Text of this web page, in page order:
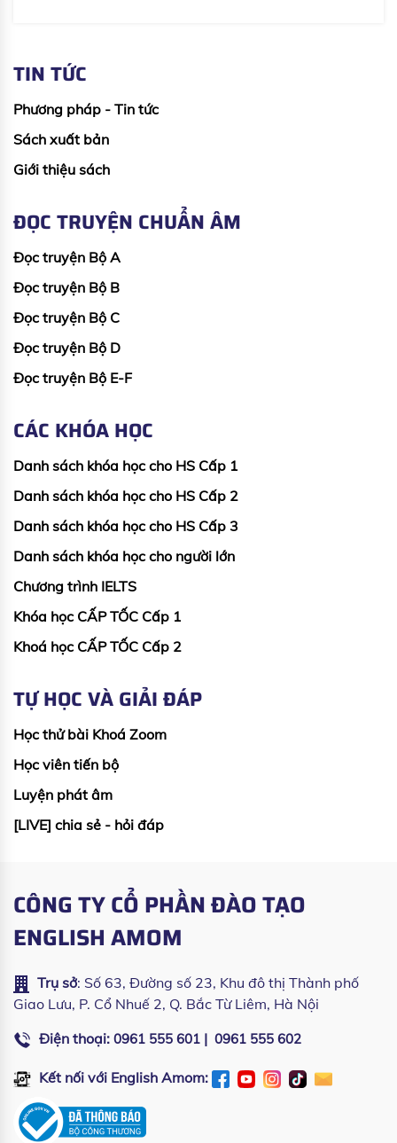
TIN TỨC
Phương pháp - Tin tức
Sách xuất bản
Giới thiệu sách
ĐỌC TRUYỆN CHUẨN ÂM
Đọc truyện Bộ A
Đọc truyện Bộ B
Đọc truyện Bộ C
Đọc truyện Bộ D
Đọc truyện Bộ E-F
CÁC KHÓA HỌC
Danh sách khóa học cho HS Cấp 1
Danh sách khóa học cho HS Cấp 2
Danh sách khóa học cho HS Cấp 3
Danh sách khóa học cho người lớn
Chương trình IELTS
Khóa học CẤP TỐC Cấp 1
Khoá học CẤP TỐC Cấp 2
TỰ HỌC VÀ GIẢI ĐÁP
Học thử bài Khoá Zoom
Học viên tiến bộ
Luyện phát âm
[LIVE] chia sẻ - hỏi đáp
CÔNG TY CỔ PHẦN ĐÀO TẠO
ENGLISH AMOM
Trụ sở: Số 63, Đường số 23, Khu đô thị Thành phố
Giao Lưu, P. Cổ Nhuế 2, Q. Bắc Từ Liêm, Hà Nội
Điện thoại: 0961 555 601 | 0961 555 602
Kết nối với English Amom: